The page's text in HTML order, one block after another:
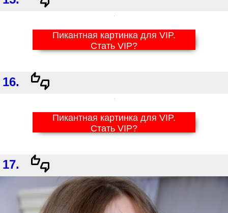
Пикантная картинка для VIP.
Стать VIP?
16.
Пикантная картинка для VIP.
Стать VIP?
17.